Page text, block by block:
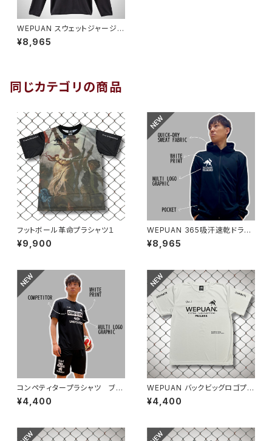
WEPUAN スウェットジャージフ
ードジャケット
¥8,965
同じカテゴリの商品
フットボール革命プラシャツ１
¥9,900
WEPUAN 365吸汗速乾ドライ
スウェットフーディ ブラックホ
ワイト
¥8,965
コンペティタープラシャツ ブラ
ックホワイト
¥4,400
WEPUAN バックビッグロゴプラ
シャツ シルバーグレーブラック
¥4,400